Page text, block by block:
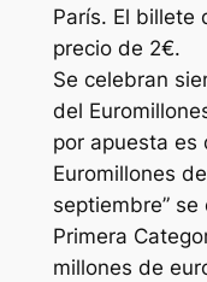
París. El billete
precio de 2€.
Se celebran
del
por apuesta es
Euromillones
septiembre”
Primera
millones de